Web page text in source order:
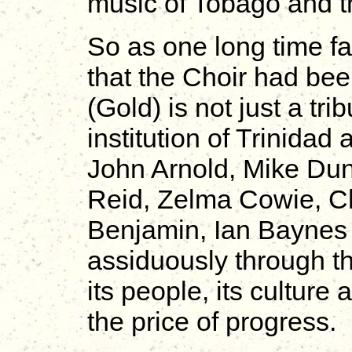
So as one long time
that the Choir had
(Gold) is not just a
institution of Trinidad
John Arnold, Mike
Reid, Zelma Cowie,
Benjamin, Ian
assiduously through
its people, its culture
the price of progress.